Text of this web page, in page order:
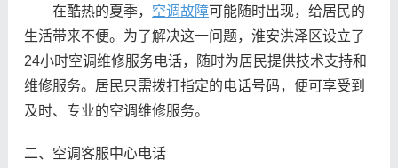
在酷热的夏季， 空调故障可能随时出现，给居民的
生活带来不便。为了解决这一问题，淮安洪泽区设立了
24小时空调维修服务电话，随时为居民提供技术支持和
维修服务。居民只需拨打指定的电话号码，便可享受到
及时、专业的空调维修服务。
二、空调客服中心电话